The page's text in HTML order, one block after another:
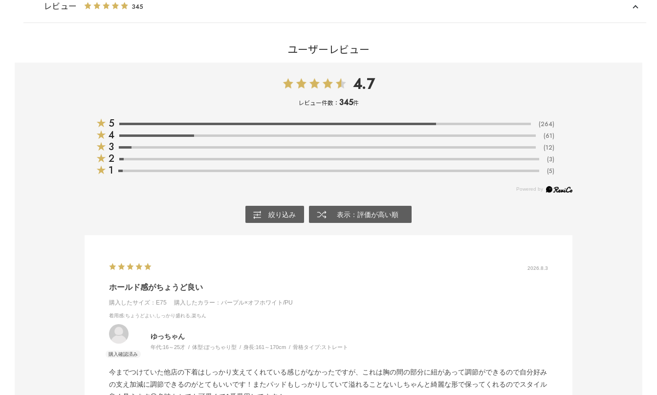
レビュー 345
ユーザーレビュー
4.7
レビュー件数： 345件
★ 5 (264)
★ 4 (61)
★ 3 (12)
★ 2 (3)
★ 1 (5)
絞り込み 表示：評価が高い順
2026.8.3
ホールド感がちょうど良い
購入したサイズ：E75 購入したカラー：パープル×オフホワイト/PU
着用感:ちょうどよい,しっかり盛れる,楽ちん
ゆっちゃん
年代:16～25才 体型:ぽっちゃり型 身長:161～170cm 骨格タイプ: ストレート
今までつけていた他店の下着はしっかり支えてくれている感じがなかったですが、これは胸の間の部分に紐があって調節ができるので自分好み
の支え加減に調節できるのがとてもいいです！またパッドもしっかりしていて溢れることないしちゃんと綺麗な形で保ってくれるのでスタイル